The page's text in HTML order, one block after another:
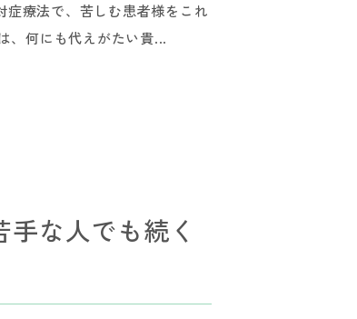
療法で、苦しむ患者様をこれ
、何にも代えがたい貴...
な人でも続く